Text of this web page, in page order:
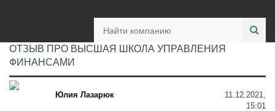
ОТЗЫВ ПРО ВЫСШАЯ ШКОЛА УПРАВЛЕНИЯ
ФИНАНСАМИ
Юлия Лазарюк
11.12.2021,
15:01